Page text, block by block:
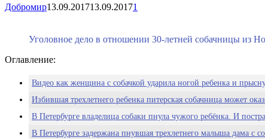
Добромир13.09.201713.09.20171
Уголовное дело в отношении 30-летней собачницы из
Оглавление:
Видео как женщина с собачкой ударила ногой ребенка и
Избившая трехлетнего ребенка питерская собачница может
В Петербурге владелица собаки пнула чужого ребёнка. И
В Петербурге задержана пнувшая трехлетнего малыша дама с